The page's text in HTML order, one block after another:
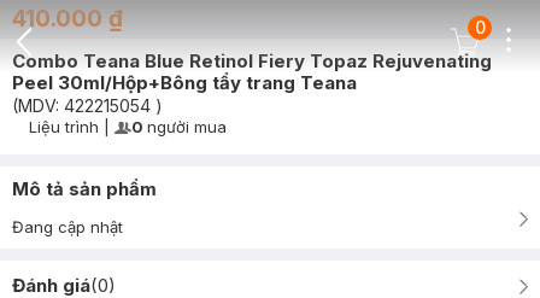
Back Icon
Cart Icon
0
410.000 ₫
Combo Teana Blue Retinol Fiery Topaz Rejuvenating
Peel 30ml/Hộp+Bông tẩy trang Teana
(MDV: 422215054 )
Timer Gray Icon
Liệu trình User Product Icon
0 người mua
Mô tả sản phẩm
Đang cập nhật
Đánh giá(0)